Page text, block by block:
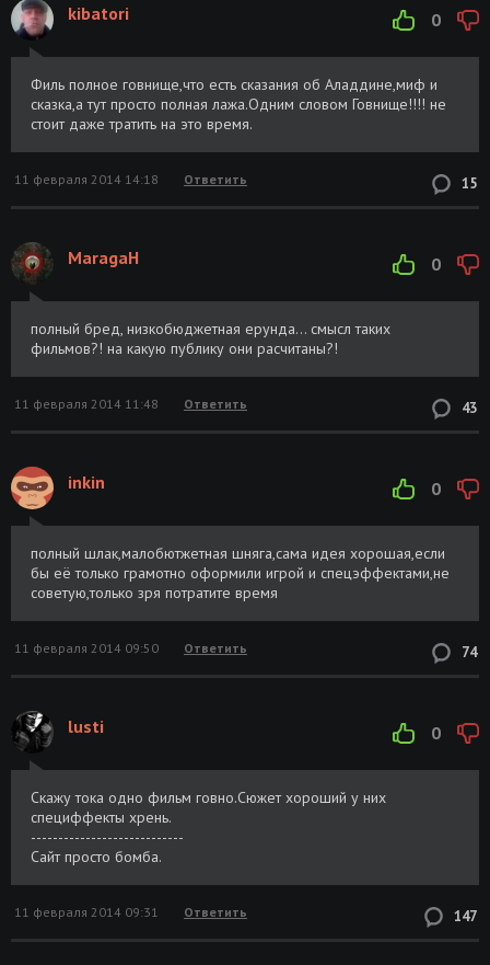
0
kibatori
Филь полное говнище,что есть сказания об Аладдине,миф и
сказка,а тут просто полная лажа.Одним словом Говнище!!!! не
стоит даже тратить на это время.
15
11 февраля 2014 14:18 Ответить
0
MaragaH
полный бред, низкобюджетная ерунда... смысл таких
фильмов?! на какую публику они расчитаны?!
43
11 февраля 2014 11:48 Ответить
0
inkin
полный шлак,малобютжетная шняга,сама идея хорошая,если
бы её только грамотно оформили игрой и спецэффектами,не
советую,только зря потратите время
74
11 февраля 2014 09:50 Ответить
0
lusti
Скажу тока одно фильм говно.Сюжет хороший у них
специффекты хрень.
----------------------------
Сайт просто бомба.
147
11 февраля 2014 09:31 Ответить